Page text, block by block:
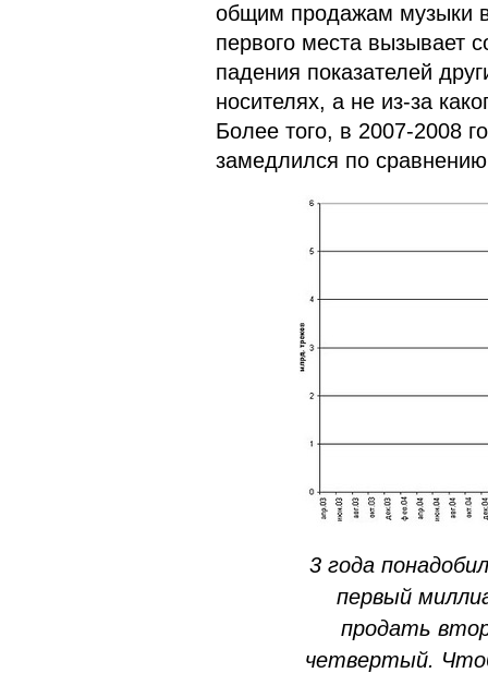
общим продажам музыки
первого места вызывает
падения показателей
носителях, а не из-за
Более того, в 2007-2008
замедлился по
3 года
первый
продать
четвертый.